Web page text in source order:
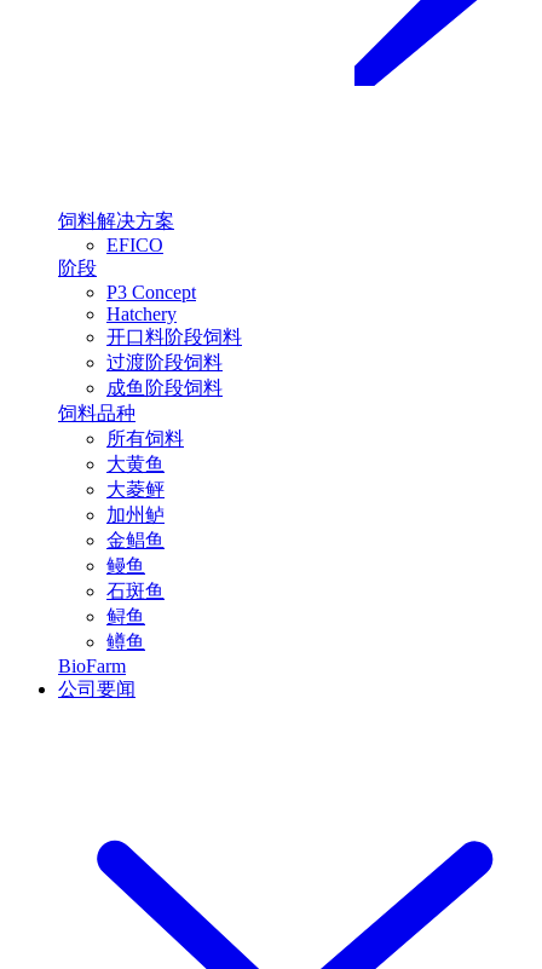
饲料解决方案
EFICO
阶段
P3 Concept
Hatchery
开口料阶段饲料
过渡阶段饲料
成鱼阶段饲料
饲料品种
所有饲料
大黄鱼
大菱鲆
加州鲈
金鲳鱼
鳗鱼
石斑鱼
鲟鱼
鳟鱼
BioFarm
公司要闻